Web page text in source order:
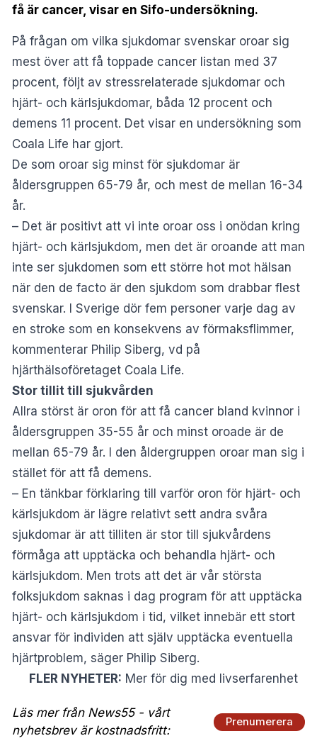
få är cancer, visar en Sifo-undersökning.
På frågan om vilka sjukdomar svenskar oroar sig
mest över att få toppade cancer listan med 37
procent, följt av stressrelaterade sjukdomar och
hjärt- och kärlsjukdomar, båda 12 procent och
demens 11 procent. Det visar en undersökning som
Coala Life har gjort.
De som oroar sig minst för sjukdomar är
åldersgruppen 65-79 år, och mest de mellan 16-34
år.
– Det är positivt att vi inte oroar oss i onödan kring
hjärt- och kärlsjukdom, men det är oroande att man
inte ser sjukdomen som ett större hot mot hälsan
när den de facto är den sjukdom som drabbar flest
svenskar. I Sverige dör fem personer varje dag av
en stroke som en konsekvens av förmaksflimmer,
kommenterar Philip Siberg, vd på
hjärthälsoföretaget Coala Life.
Stor tillit till sjukvården
Allra störst är oron för att få cancer bland kvinnor i
åldersgruppen 35-55 år och minst oroade är de
mellan 65-79 år. I den åldergruppen oroar man sig i
stället för att få demens.
– En tänkbar förklaring till varför oron för hjärt- och
kärlsjukdom är lägre relativt sett andra svåra
sjukdomar är att tilliten är stor till sjukvårdens
förmåga att upptäcka och behandla hjärt- och
kärlsjukdom. Men trots att det är vår största
folksjukdom saknas i dag program för att upptäcka
hjärt- och kärlsjukdom i tid, vilket innebär ett stort
ansvar för individen att själv upptäcka eventuella
hjärtproblem, säger Philip Siberg.
FLER NYHETER: Mer för dig med livserfarenhet
Läs mer från News55 - vårt
nyhetsbrev är kostnadsfritt:
Prenumerera